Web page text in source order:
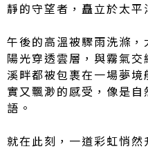
靜的守望者，矗立於太平
午後的高溫被驟雨洗滌，
陽光穿透雲層，與霧氣
溪畔都被包裹在一場夢
實又飄渺的感受，像是
語。
就在此刻，一道彩虹悄然